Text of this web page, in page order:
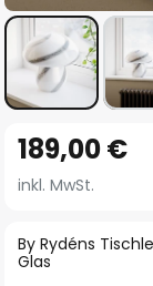
Anfang
der
springen
By Rydéns
Glas
189,00 €
inkl. MwSt.